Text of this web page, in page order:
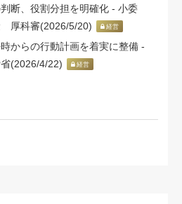
断、役割分担を明確化 - 小委
厚科審(2026/5/20)
経営
からの行動計画を着実に整備 -
(2026/4/22)
経営